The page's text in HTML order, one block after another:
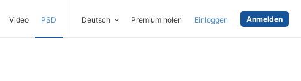
Video PSD Deutsch Premium holen Einloggen Anmelden